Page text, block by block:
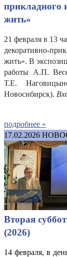
прикладного
жить»
21 февраля в 13
декоративно-
жить». В
работы А.П.
Т.Е.
Новосибирск).
подробнее »
17.02.2026
Вторая
(2026)
14 февраля, в